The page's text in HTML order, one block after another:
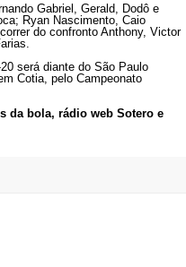
Gabriel, Gerald, Dodô e
Ryan Nascimento, Caio
do confronto Anthony, Victor
será diante do São Paulo
Cotia, pelo Campeonato
da bola, rádio web Sotero e